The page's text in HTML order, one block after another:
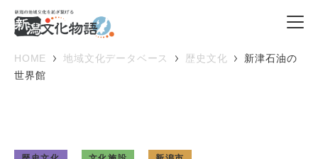
HOME 地域文化データベース 歴史文化
新津石油の
世界館